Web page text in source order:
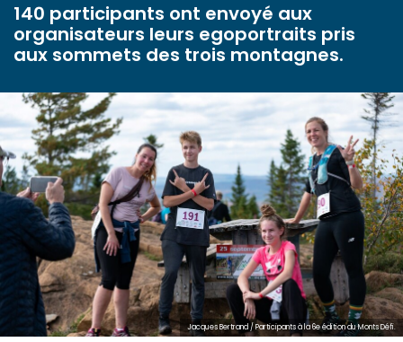
140 participants ont envoyé aux
organisateurs leurs egoportraits pris
aux sommets des trois montagnes.
Jacques Bertrand / Participants à la 6e édition du Monts Défi.